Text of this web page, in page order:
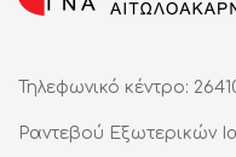
Τηλεφωνικό κέντρο:
Ραντεβού Εξωτερικών